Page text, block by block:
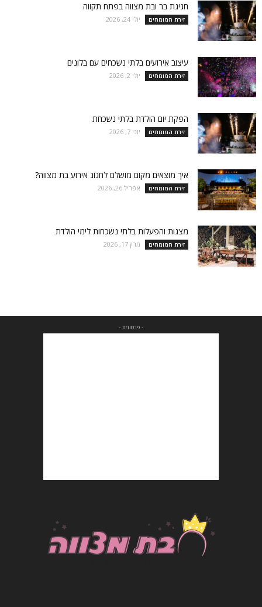
חגיגת בר ובת מצווה בפתח תקווה
זירת המומחים יולי 24, 2026
עיצוב אירועים בלתי נשכחים עם בלונים
זירת המומחים יולי 2, 2026
הפקת יום הולדת בלתי נשכחת
זירת המומחים יוני 7, 2026
איך מוצאים מקום מושלם לחגוג אירוע בת מצווה?
זירת המומחים אפריל 26, 2026
מצגות והפעלות בלתי נשכחות לימי הולדת
זירת המומחים מרץ 17, 2026
- פרסומת -